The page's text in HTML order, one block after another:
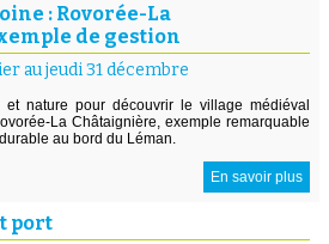
: Rovorée-La
de gestion
au jeudi 31 décembre
et nature pour découvrir le village médiéval
La Châtaignière, exemple remarquable
au bord du Léman.
En savoir plus
port